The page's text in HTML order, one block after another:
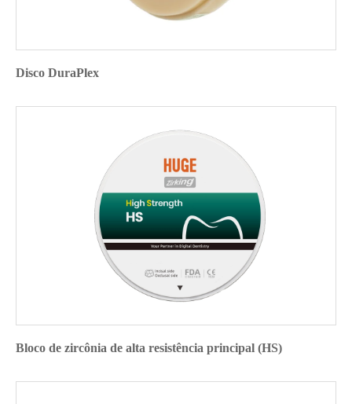
Disco DuraPlex
Bloco de zircônia de alta resistência principal (HS)